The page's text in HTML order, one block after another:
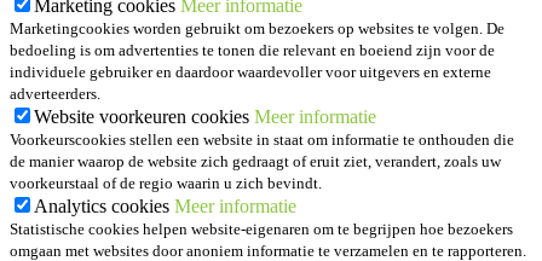
Marketing cookies Meer informatie
Marketingcookies worden gebruikt om bezoekers op websites te volgen. De
bedoeling is om advertenties te tonen die relevant en boeiend zijn voor de
individuele gebruiker en daardoor waardevoller voor uitgevers en externe
adverteerders.
Website voorkeuren cookies Meer informatie
Voorkeurscookies stellen een website in staat om informatie te onthouden die
de manier waarop de website zich gedraagt of eruit ziet, verandert, zoals uw
voorkeurstaal of de regio waarin u zich bevindt.
Analytics cookies Meer informatie
Statistische cookies helpen website-eigenaren om te begrijpen hoe bezoekers
omgaan met websites door anoniem informatie te verzamelen en te rapporteren.